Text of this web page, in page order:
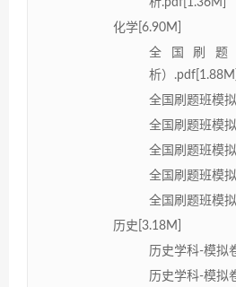
析.pdf[1.36M]
化学[6.90M]
全国刷
析）.pdf[1.88M]
全国刷题班模
全国刷题班模
全国刷题班模
全国刷题班模
全国刷题班模
历史[3.18M]
历史学科-模拟
历史学科-模拟